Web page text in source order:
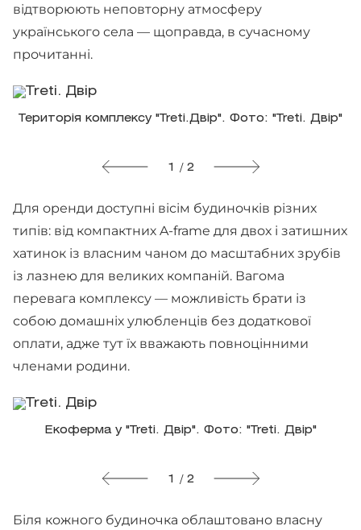
відтворюють неповторну атмосферу
українського села — щоправда, в сучасному
прочитанні.
Територія комплексу "Treti.Двір". Фото: "Treti. Двір"
1 / 2
Для оренди доступні вісім будиночків різних
типів: від компактних A-frame для двох і затишних
хатинок із власним чаном до масштабних зрубів
із лазнею для великих компаній. Вагома
перевага комплексу — можливість брати із
собою домашніх улюбленців без додаткової
оплати, адже тут їх вважають повноцінними
членами родини.
Екоферма у "Treti. Двір". Фото: "Treti. Двір"
1 / 2
Біля кожного будиночка облаштовано власну